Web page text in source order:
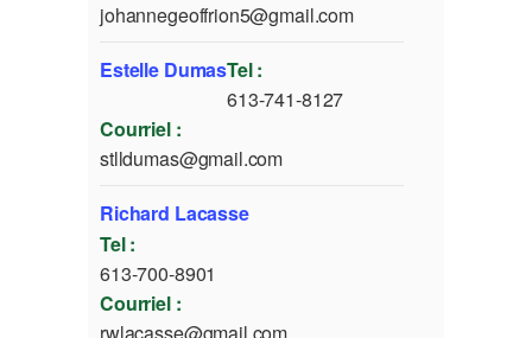
johannegeoffrion5@gmail.com
Estelle DumasTel :
613-741-8127
Courriel :
stlldumas@gmail.com
Richard Lacasse
Tel :
613-700-8901
Courriel :